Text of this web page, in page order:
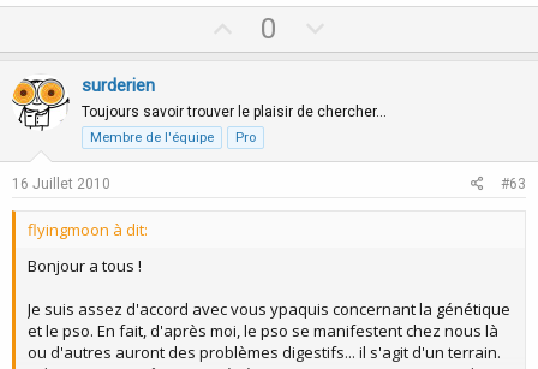
p
o
t
e
0
o
n
o
surderien
Toujours savoir trouver le plaisir de chercher…
Membre de l'équipe Pro
16 Juillet 2010 #63
flyingmoon à dit:
Bonjour a tous !
Je suis assez d'accord avec vous ypaquis concernant la génétique
et le pso. En fait, d'après moi, le pso se manifestent chez nous là
ou d'autres auront des problèmes digestifs... il s'agit d'un terrain.